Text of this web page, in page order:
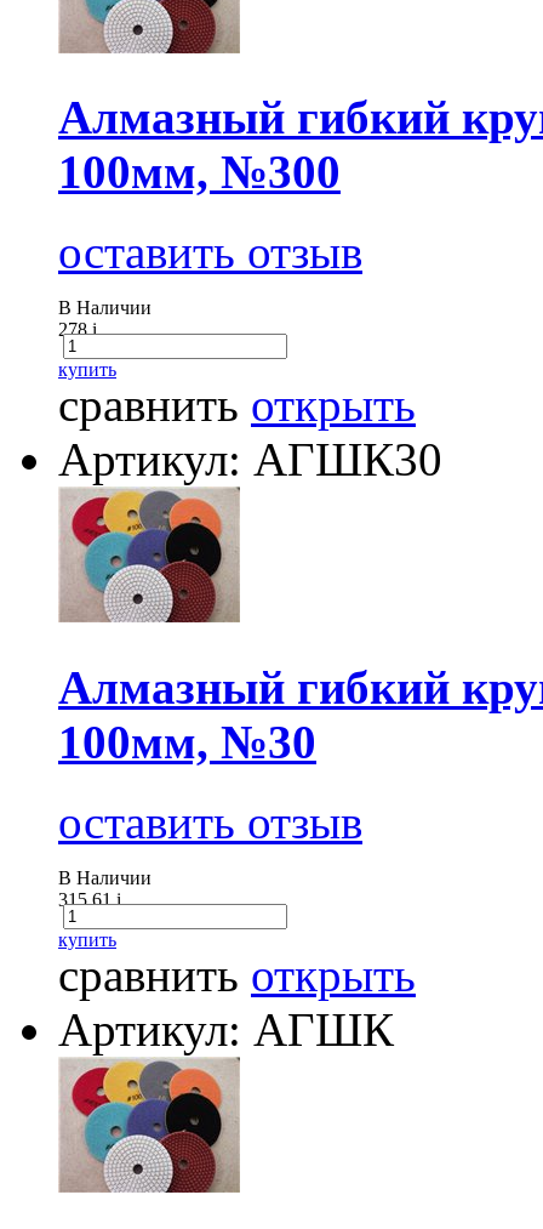
Алмазный гибкий
100мм, №300
оставить отзыв
В Наличии
278i
купить
сравнить открыть
Артикул: АГШК30
Алмазный гибкий
100мм, №30
оставить отзыв
В Наличии
315.61i
купить
сравнить открыть
Артикул: АГШК